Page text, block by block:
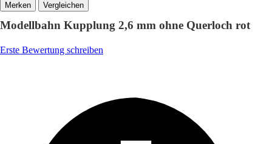
Vergleichen
Modellbahn Kupplung 2,6 mm ohne Querloch rot
Erste Bewertung schreiben